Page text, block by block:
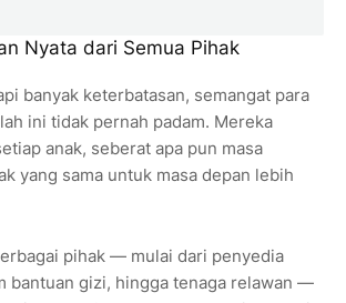
Nyata dari Semua Pihak
banyak keterbatasan, semangat para
ini tidak pernah padam. Mereka
anak, seberat apa pun masa
yang sama untuk masa depan lebih
pihak — mulai dari penyedia
bantuan gizi, hingga tenaga relawan —